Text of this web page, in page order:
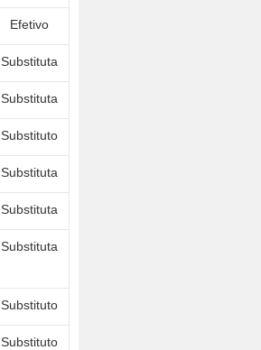
Efetivo
Substituta
Substituta
Substituto
Substituta
Substituta
Substituta
Substituto
Substituto